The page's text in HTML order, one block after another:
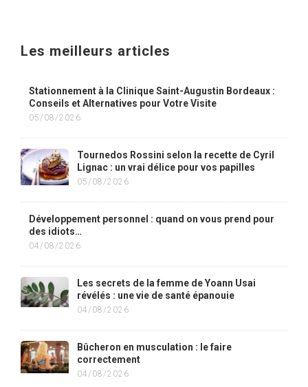
Les meilleurs articles
Stationnement à la Clinique Saint-Augustin Bordeaux :
Conseils et Alternatives pour Votre Visite
05/08/2026
Tournedos Rossini selon la recette de Cyril
Lignac : un vrai délice pour vos papilles
05/08/2026
Développement personnel : quand on vous prend pour
des idiots…
04/08/2026
Les secrets de la femme de Yoann Usai
révélés : une vie de santé épanouie
04/08/2026
Bûcheron en musculation : le faire
correctement
04/08/2026